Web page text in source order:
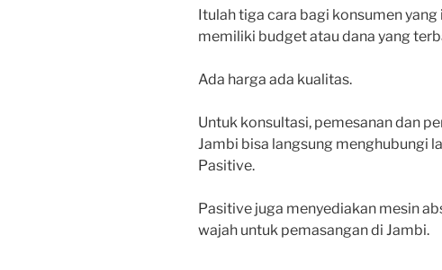
Itulah tiga cara bagi konsumen
memiliki budget atau dana yang
Ada harga ada kualitas.
Untuk konsultasi, pemesanan dan
Jambi bisa langsung menghubungi
Pasitive.
Pasitive juga menyediakan mesin
wajah untuk pemasangan di Jambi.